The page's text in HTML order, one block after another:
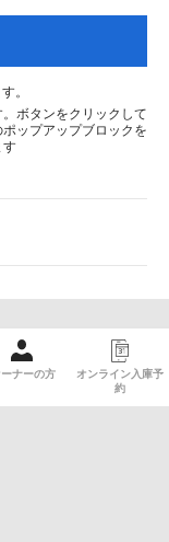
。
ボタンをクリックして
ップアップブロックを
す
ナーの方
オンライン入庫予
約